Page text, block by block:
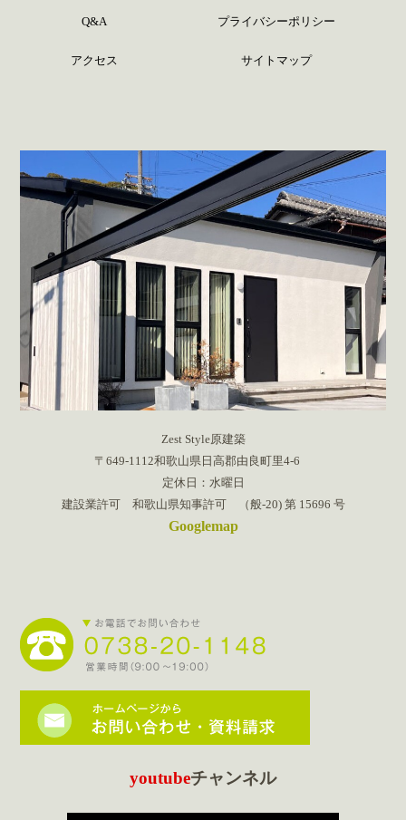
Q&A
アクセス
プライバシーポリシー
サイトマップ
Zest Style原建築
〒649-1112和歌山県日高郡由良町里4-6
定休日：水曜日
建設業許可 和歌山県知事許可 （般-20) 第 15696 号
Googlemap
youtubeチャンネル